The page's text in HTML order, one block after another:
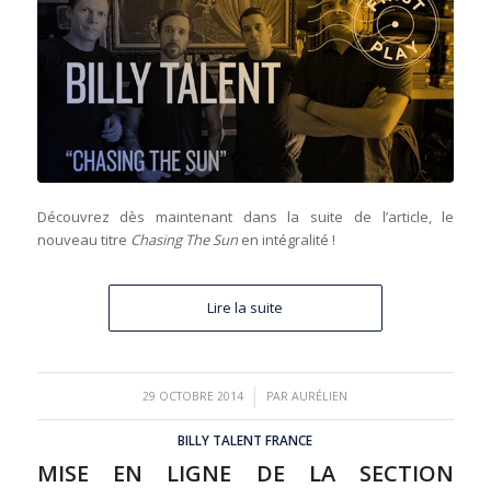
Découvrez dès maintenant dans la suite de l’article, le
nouveau titre Chasing The Sun en intégralité !
Lire la suite
29 OCTOBRE 2014
/ PARAURÉLIEN
BILLY TALENT FRANCE
MISE EN LIGNE DE LA SECTION